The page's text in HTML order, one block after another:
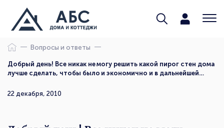
Вопросы и ответы
Добрый день! Все никак не могу решить какой пирог стен дома
лучше сделать, чтобы было и экономично и в дальнейшей…
22 декабря, 2010